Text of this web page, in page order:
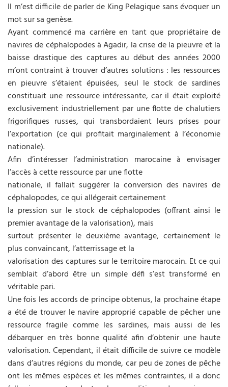
Il m’est difficile de parler de King Pelagique sans évoquer un
mot sur sa genèse.
Ayant commencé ma carrière en tant que propriétaire de
navires de céphalopodes à Agadir, la crise de la pieuvre et la
baisse drastique des captures au début des années 2000
m’ont contraint à trouver d’autres solutions : les ressources
en pieuvre s’étaient épuisées, seul le stock de sardines
constituait une ressource intéressante, car il était exploité
exclusivement industriellement par une flotte de chalutiers
frigorifiques russes, qui transbordaient leurs prises pour
l’exportation (ce qui profitait marginalement à l’économie
nationale).
Afin d’intéresser l’administration marocaine à envisager
l’accès à cette ressource par une flotte
nationale, il fallait suggérer la conversion des navires de
céphalopodes, ce qui allégerait certainement
la pression sur le stock de céphalopodes (offrant ainsi le
premier avantage de la valorisation), mais
surtout présenter le deuxième avantage, certainement le
plus convaincant, l’atterrissage et la
valorisation des captures sur le territoire marocain. Et ce qui
semblait d’abord être un simple défi s’est transformé en
véritable pari.
Une fois les accords de principe obtenus, la prochaine étape
a été de trouver le navire approprié capable de pêcher une
ressource fragile comme les sardines, mais aussi de les
débarquer en très bonne qualité afin d’obtenir une haute
valorisation. Cependant, il était difficile de suivre ce modèle
dans d’autres régions du monde, car peu de zones de pêche
ont les mêmes espèces et les mêmes contraintes, il a donc